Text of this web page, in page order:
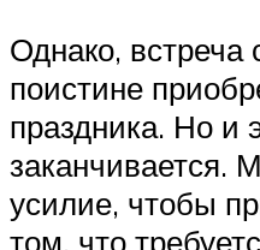
Однако,
поистине
праздника. Но и
заканчивается.
усилие, чтобы
том, что